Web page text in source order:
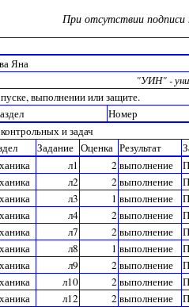
При отсутствии подписи
Яна
"УИН" -
выполнении или защите.
Номер
и задач
Задание Оценка Результат
л1 2выполнение
л2 2выполнение
л3 1 выполнение
л4 2выполнение
л7 2выполнение
л8 1 выполнение
л9 2выполнение
л10 2выполнение
л12 2выполнение